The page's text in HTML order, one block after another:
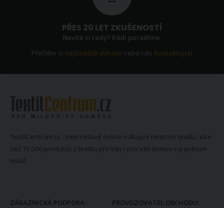
PŘES 20 LET ZKUŠENOSTÍ
Nevíte si rady? Rádi poradíme.
Přečtěte si nejčastější dotazy nebo nás kontaktujte!
TextilCentrum.cz - internetové online nákupní centrum textilu. Více
než 15 000 produktů z textilu pro Vás i pro Váš domov na jednom
místě.
ZÁKAZNICKÁ PODPORA:
PROVOZOVATEL OBCHODU: